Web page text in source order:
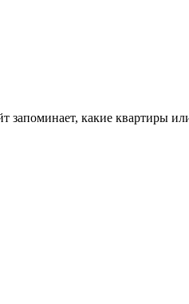
запоминает, какие квартиры